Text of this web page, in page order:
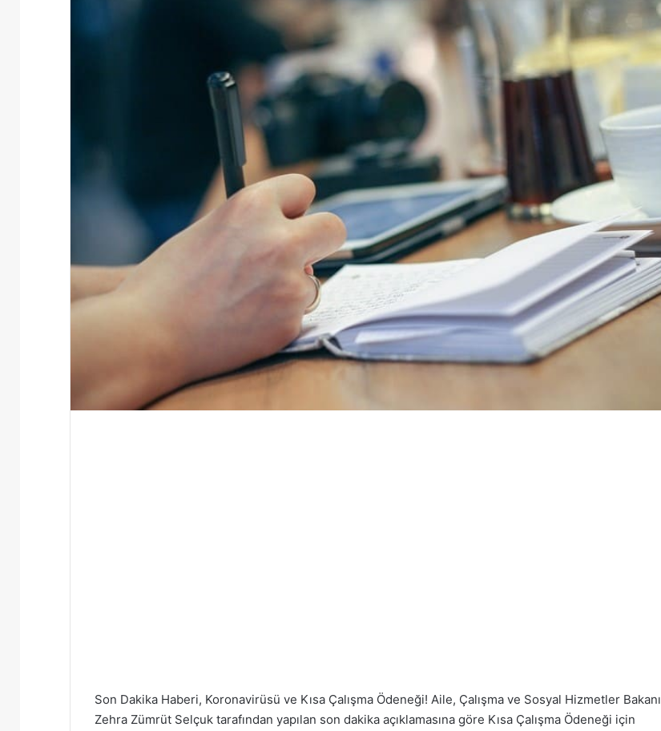
Son Dakika Haberi, Koronavirüsü ve Kısa Çalışma Ödeneği! Aile, Çalışma ve Sosyal Hizmetler Bakanı
Zehra Zümrüt Selçuk tarafından yapılan son dakika açıklamasına göre Kısa Çalışma Ödeneği için